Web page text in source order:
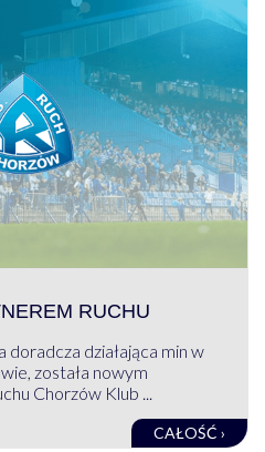
RUCHU
doradcza działająca min w
została nowym
Chorzów Klub ...
CAŁOŚĆ ›